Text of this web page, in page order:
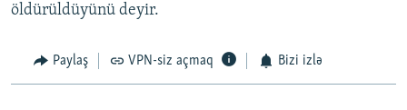
öldürüldüyünü deyir.
Paylaş VPN-siz açmaq Bizi izlə